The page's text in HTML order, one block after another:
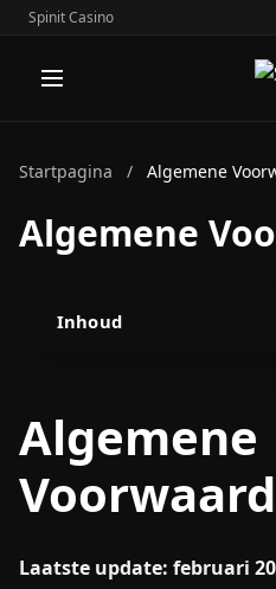
Spinit Casino
Startpagina / Algemene
Algemene
Inhoud
Algemene
Laatste update: februari